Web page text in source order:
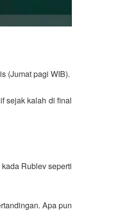
(Jumat pagi WIB).
sejak kalah di final
Rublev seperti
Apa pun